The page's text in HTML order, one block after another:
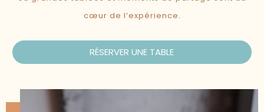
cœur de l’expérience.
RÉSERVER UNE TABLE